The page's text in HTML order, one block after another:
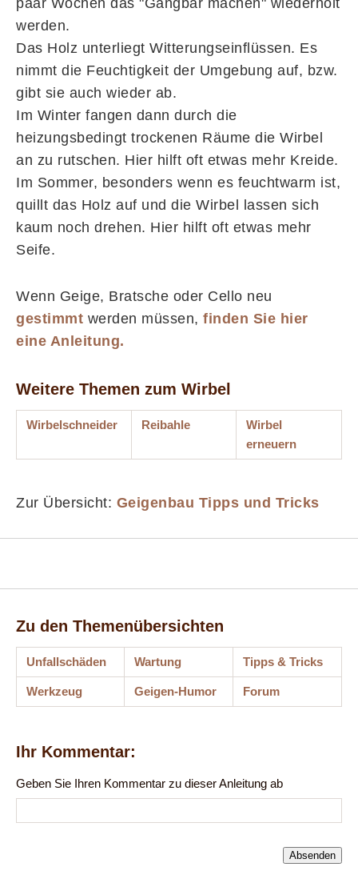
paar Wochen das "Gangbar machen" wiederholt
werden.
Das Holz unterliegt Witterungseinflüssen. Es
nimmt die Feuchtigkeit der Umgebung auf, bzw.
gibt sie auch wieder ab.
Im Winter fangen dann durch die
heizungsbedingt trockenen Räume die Wirbel
an zu rutschen. Hier hilft oft etwas mehr Kreide.
Im Sommer, besonders wenn es feuchtwarm ist,
quillt das Holz auf und die Wirbel lassen sich
kaum noch drehen. Hier hilft oft etwas mehr
Seife.
Wenn Geige, Bratsche oder Cello neu
gestimmt werden müssen, finden Sie hier
eine Anleitung.
Weitere Themen zum Wirbel
Wirbelschneider Reibahle
Wirbel
erneuern
Zur Übersicht: Geigenbau Tipps und Tricks
Zu den Themenübersichten
Unfallschäden Wartung Tipps & Tricks
Werkzeug Geigen-Humor Forum
Ihr Kommentar:
Geben Sie Ihren Kommentar zu dieser Anleitung ab